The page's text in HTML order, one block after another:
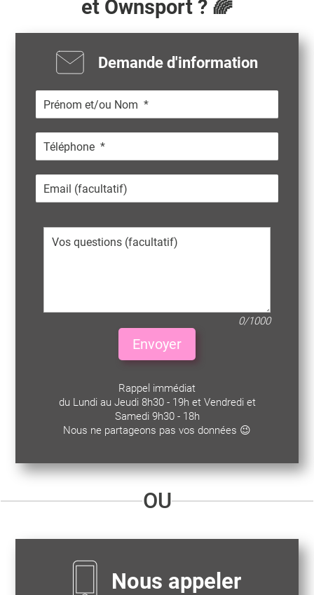
et Ownsport ? 🌈
Demande d'information
0/1000
Envoyer
Rappel immédiat
du Lundi au Jeudi 8h30 - 19h et Vendredi et
Samedi 9h30 - 18h
Nous ne partageons pas vos données 😉
OU
Nous appeler